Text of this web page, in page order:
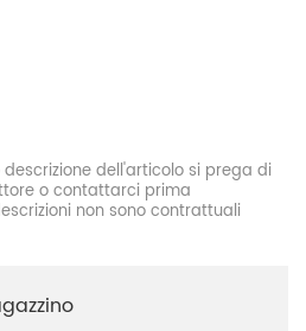
dell'articolo si prega di
o contattarci prima
non sono contrattuali